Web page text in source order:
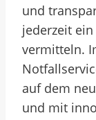
und
jederzeit
vermitteln.
auf dem
und mit